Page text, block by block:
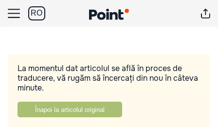
RO
La momentul dat articolul se află în proces de
traducere, vă rugăm să încercați din nou în câteva
minute.
Înapoi la articolul original